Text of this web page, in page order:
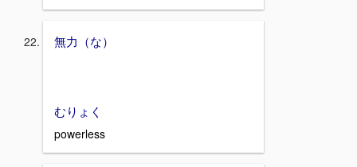
無力（な）
むりょく
powerless